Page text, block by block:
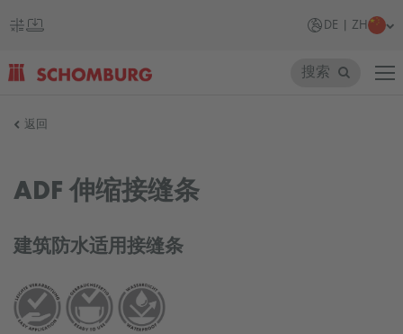
DE | ZH
国
搜索
返回
ADF 伸缩接缝条
建筑防水适用接缝条